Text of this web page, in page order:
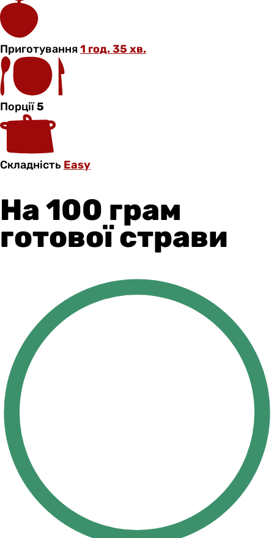
Приготування1 год. 35 хв.
Порції5
Складність Easy
На 100 грам
готової страви